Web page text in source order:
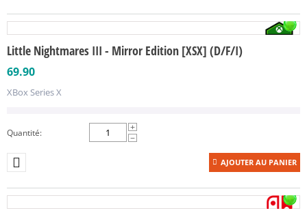
Little Nightmares III - Mirror Edition [XSX] (D/F/I)
69.90
XBox Series X
Quantité:
+
−
AJOUTER AU PANIER